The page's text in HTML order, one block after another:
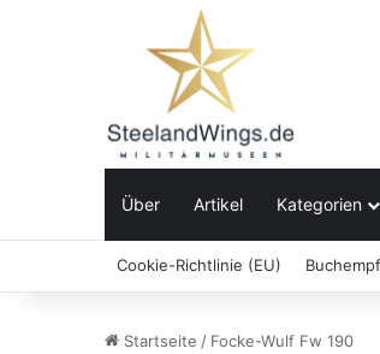
Über Artikel Kategorien
Cookie-Richtlinie (EU)
Startseite / Focke-Wulf Fw 190